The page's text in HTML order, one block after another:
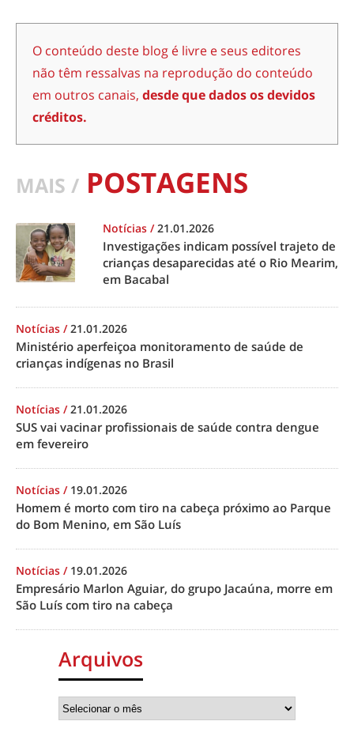
O conteúdo deste blog é livre e seus editores
não têm ressalvas na reprodução do conteúdo
em outros canais, desde que dados os devidos
créditos.
MAIS / POSTAGENS
Notícias /21.01.2026
Investigações indicam possível trajeto de
crianças desaparecidas até o Rio Mearim,
em Bacabal
Notícias /21.01.2026
Ministério aperfeiçoa monitoramento de saúde de
crianças indígenas no Brasil
Notícias /21.01.2026
SUS vai vacinar profissionais de saúde contra dengue
em fevereiro
Notícias / 19.01.2026
Homem é morto com tiro na cabeça próximo ao Parque
do Bom Menino, em São Luís
Notícias / 19.01.2026
Empresário Marlon Aguiar, do grupo Jacaúna, morre em
São Luís com tiro na cabeça
Arquivos